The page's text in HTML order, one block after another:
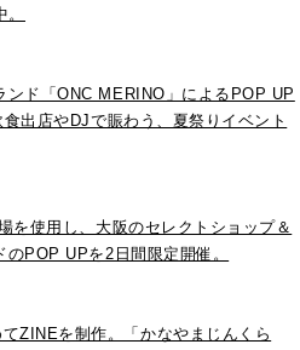
ンド「ONC MERINO」によるPOP UP
出店やDJで賑わう、夏祭りイベント
を使用し、大阪のセレクトショップ＆
POP UPを2日間限定開催。
ZINEを制作。「かなやまじんくら